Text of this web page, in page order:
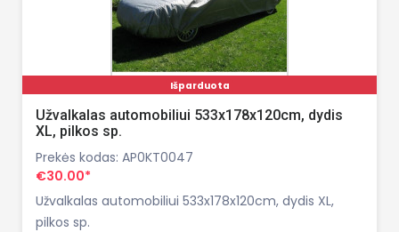
Išparduota
Užvalkalas automobiliui 533x178x120cm, dydis
XL, pilkos sp.
Prekės kodas: AP0KT0047
€30.00*
Užvalkalas automobiliui 533x178x120cm, dydis XL,
pilkos sp.